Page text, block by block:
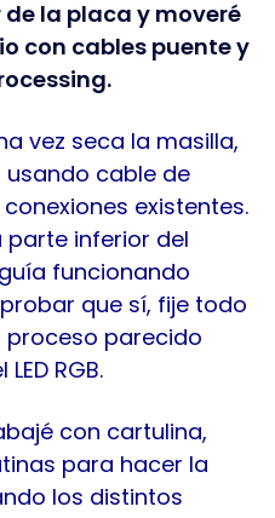
de la placa y moveré
con cables puente y
vez seca la masilla,
usando cable de
existentes.
parte inferior del
funcionando
que sí, fije todo
proceso parecido
RGB.
con cartulina,
para hacer la
los distintos